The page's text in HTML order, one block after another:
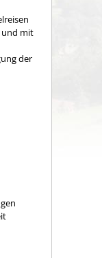
und mit
der